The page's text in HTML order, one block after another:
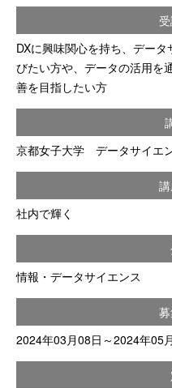
DXに興味関心を持ち、デー
びたい方や、データの活用を
善を目指したい方
京都女子大学 データサイ
社内で輝く
情報・データサイエンス
2024年03月08日～2024年05